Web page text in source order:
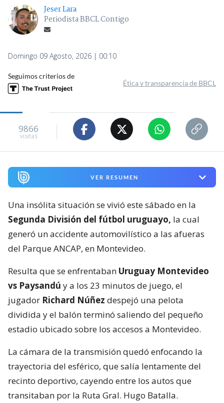
Jeser Lara
Periodista BBCL Contigo
Domingo 09 Agosto, 2026 | 00:10
Seguimos criterios de
Ética y transparencia de BBCL
9866
visitas
VER RESUMEN
Una insólita situación se vivió este sábado en la
Segunda División del fútbol uruguayo, la cual
generó un accidente automovilístico a las afueras
del Parque ANCAP, en Montevideo.
Resulta que se enfrentaban Uruguay Montevideo
vs Paysandú y a los 23 minutos de juego, el
jugador Richard Núñez despejó una pelota
dividida y el balón terminó saliendo del pequeño
estadio ubicado sobre los accesos a Montevideo.
La cámara de la transmisión quedó enfocando la
trayectoria del esférico, que salía lentamente del
recinto deportivo, cayendo entre los autos que
transitaban por la Ruta Gral. Hugo Batalla.